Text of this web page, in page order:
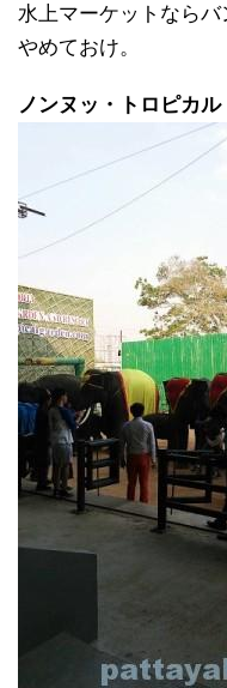
水上マーケットならバ
やめておけ。
ノンヌッ・トロピカ